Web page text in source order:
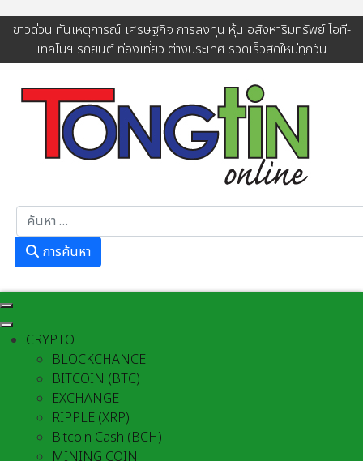
ข่าวด่วน ทันเหตุการณ์ เศรษฐกิจ การลงทุน หุ้น อสังหาริมทรัพย์ ไอที-
เทคโนฯ รถยนต์ ท่องเที่ยว ต่างประเทศ รวดเร็วสดใหม่ทุกวัน
การค้นหา
CRYPTO
BLOCKCHANCE
BITCOIN (BTC)
EXCHANGE
RIPPLE (XRP)
Bitcoin Cash (BCH)
MINING COIN